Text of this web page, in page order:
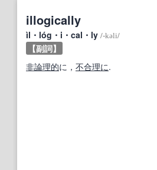
illogically
ìl・lóg・i・cal・ly /‐kəli/
【副詞】
非論理的に， 不合理に.